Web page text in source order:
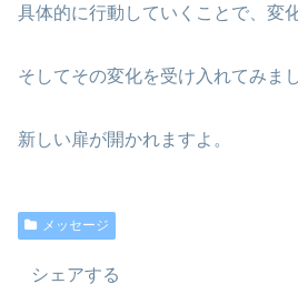
具体的に行動していくことで、変
そしてその変化を受け入れてみま
新しい扉が開かれますよ。
メッセージ
シェアする